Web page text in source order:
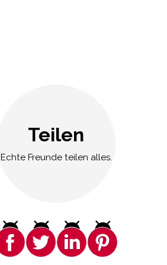
Teilen
Echte Freunde teilen alles.